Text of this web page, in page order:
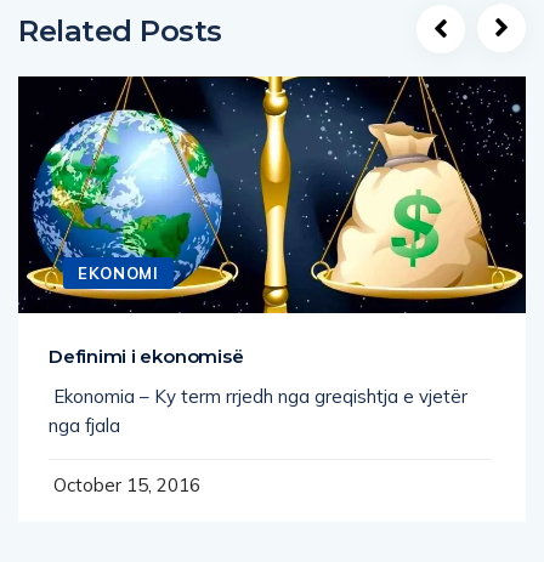
Related Posts
EKONOMI
Definimi i ekonomisë
Ekonomia – Ky term rrjedh nga greqishtja e vjetër
nga fjala
October 15, 2016